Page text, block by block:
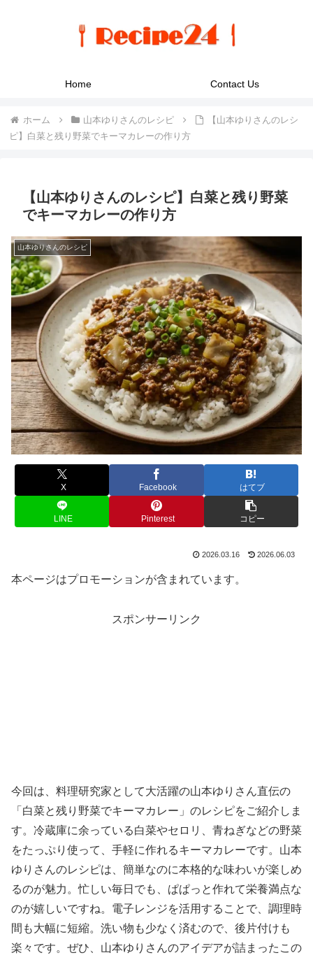
Home Contact Us
ホーム 山本ゆりさんのレシピ
【山本ゆりさんのレシ
ピ】白菜と残り野菜でキーマカレーの作り方
【山本ゆりさんのレシピ】白菜と残り野菜
でキーマカレーの作り方
山本ゆりさんのレシピ
X Facebook はてブ
LINE Pinterest コピー
2026.03.16 2026.06.03
本ページはプロモーションが含まれています。
スポンサーリンク
今回は、料理研究家として大活躍の山本ゆりさん直伝の
「白菜と残り野菜でキーマカレー」のレシピをご紹介しま
す。冷蔵庫に余っている白菜やセロリ、青ねぎなどの野菜
をたっぷり使って、手軽に作れるキーマカレーです。山本
ゆりさんのレシピは、簡単なのに本格的な味わいが楽しめ
るのが魅力。忙しい毎日でも、ぱぱっと作れて栄養満点な
のが嬉しいですね。電子レンジを活用することで、調理時
間も大幅に短縮。洗い物も少なく済むので、後片付けも
楽々です。ぜひ、山本ゆりさんのアイデアが詰まったこの